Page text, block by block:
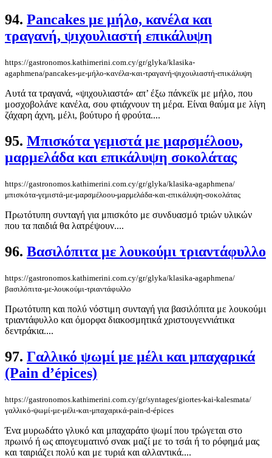
94. Pancakes με μήλο, κανέλα και
τραγανή, ψιχουλιαστή επικάλυψη
https://gastronomos.kathimerini.com.cy/gr/glyka/klasika-
agaphmena/pancakes-με-μήλο-κανέλα-και-τραγανή-ψιχουλιαστή-επικάλυψη
Αυτά τα τραγανά, «ψιχουλιαστά» απ’ έξω πάνκεϊκ με μήλο, που
μοσχοβολάνε κανέλα, σου φτιάχνουν τη μέρα. Είναι θαύμα με λίγη
ζάχαρη άχνη, μέλι, βούτυρο ή φρούτα....
95. Μπισκότα γεμιστά με μαρσμέλοου,
μαρμελάδα και επικάλυψη σοκολάτας
https://gastronomos.kathimerini.com.cy/gr/glyka/klasika-agaphmena/
μπισκότα-γεμιστά-με-μαρσμέλοου-μαρμελάδα-και-επικάλυψη-σοκολάτας
Πρωτότυπη συνταγή για μπισκότο με συνδυασμό τριών υλικών
που τα παιδιά θα λατρέψουν....
96. Βασιλόπιτα με λουκούμι τριαντάφυλλο
https://gastronomos.kathimerini.com.cy/gr/glyka/klasika-agaphmena/
βασιλόπιτα-με-λουκούμι-τριαντάφυλλο
Πρωτότυπη και πολύ νόστιμη συνταγή για βασιλόπιτα με λουκούμι
τριαντάφυλλο και όμορφα διακοσμητικά χριστουγεννιάτικα
δεντράκια....
97. Γαλλικό ψωμί με μέλι και μπαχαρικά
(Pain d’épices)
https://gastronomos.kathimerini.com.cy/gr/syntages/giortes-kai-kalesmata/
γαλλικό-ψωμί-με-μέλι-και-μπαχαρικά-pain-d-épices
Ένα μυρωδάτο γλυκό και μπαχαράτο ψωμί που τρώγεται στο
πρωινό ή ως απογευματινό σνακ μαζί με το τσάι ή το ρόφημά μας
και ταιριάζει πολύ και με τυριά και αλλαντικά....